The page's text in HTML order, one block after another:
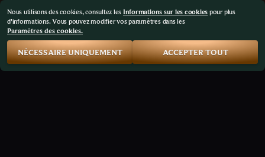
Nous utilisons des cookies, consultez les Informations sur les cookies pour plus
d'informations. Vous pouvez modifier vos paramètres dans les
Paramètres des cookies.
NÉCESSAIRE UNIQUEMENT ACCEPTER TOUT